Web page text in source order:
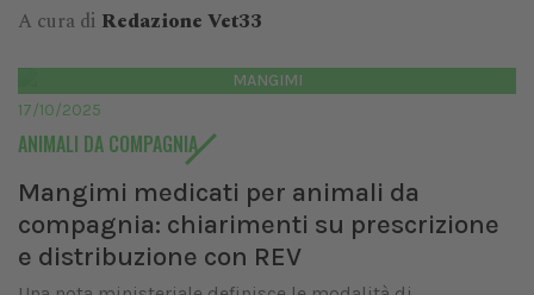
A cura di Redazione Vet33
MANGIMI
17/10/2025
ANIMALI DA COMPAGNIA
Mangimi medicati per animali da
compagnia: chiarimenti su prescrizione
e distribuzione con REV